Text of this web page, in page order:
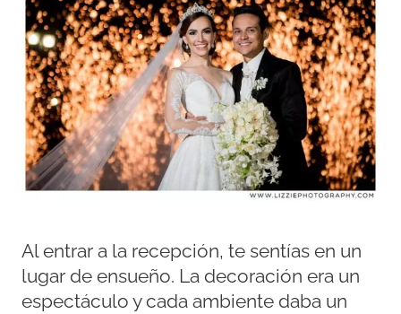
Al entrar a la recepción, te sentías en un
lugar de ensueño. La decoración era un
espectáculo y cada ambiente daba un